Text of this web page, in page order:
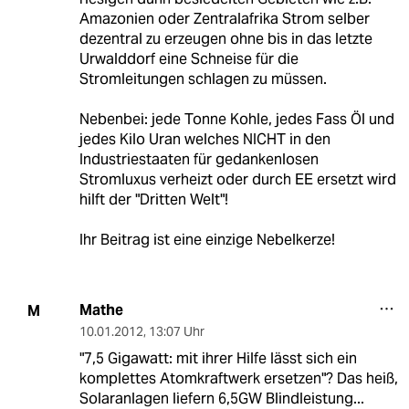
Amazonien oder Zentralafrika Strom selber
dezentral zu erzeugen ohne bis in das letzte
Urwalddorf eine Schneise für die
Stromleitungen schlagen zu müssen.
Nebenbei: jede Tonne Kohle, jedes Fass Öl und
jedes Kilo Uran welches NICHT in den
Industriestaaten für gedankenlosen
Stromluxus verheizt oder durch EE ersetzt wird
hilft der "Dritten Welt"!
Ihr Beitrag ist eine einzige Nebelkerze!
M Mathe
10.01.2012, 13:07 Uhr
"7,5 Gigawatt: mit ihrer Hilfe lässt sich ein
komplettes Atomkraftwerk ersetzen"? Das heiß,
Solaranlagen liefern 6,5GW Blindleistung...